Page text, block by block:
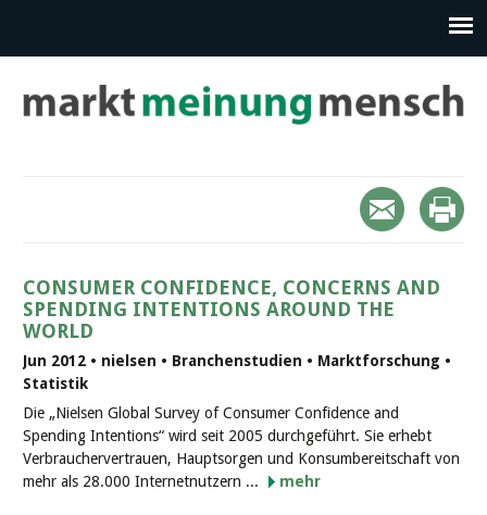
CONSUMER CONFIDENCE, CONCERNS AND
SPENDING INTENTIONS AROUND THE
WORLD
Jun 2012 • nielsen • Branchenstudien • Marktforschung •
Statistik
Die „Nielsen Global Survey of Consumer Confidence and
Spending Intentions“ wird seit 2005 durchgeführt. Sie erhebt
Verbrauchervertrauen, Hauptsorgen und Konsumbereitschaft von
mehr als 28.000 Internetnutzern ...
mehr